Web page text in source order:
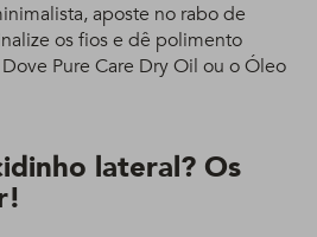
aposte no rabo de
os fios e dê polimento
Pure Care Dry Oil ou o Óleo
lateral? Os